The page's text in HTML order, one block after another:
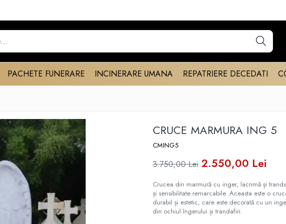
PACHETE FUNERARE INCINERARE UMANA REPATRIERE DECEDATI
CRUCE MARMURA ING 5
CMING5
3.750,00 Lei 2.550,00 Lei
Crucea din marmură cu inger, lacrimă și
și sensibilitate remarcabile. Aceasta este o
durabil și estetic, care este decorată cu un
din ochiul îngerului și trandafiri.